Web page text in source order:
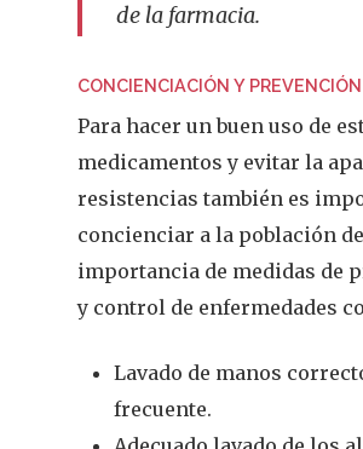
de la farmacia.
CONCIENCIACIÓN Y PREVENCIÓN
Para hacer un buen uso de
medicamentos y evitar la
resistencias también es
concienciar a la población
importancia de medidas de
y control de enfermedades
Lavado de manos
frecuente.